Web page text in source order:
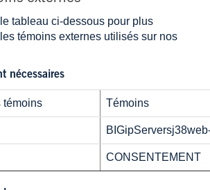
tableau ci-dessous pour plus
témoins externes utilisés sur nos
nécessaires
témoins Témoins
CONSENTEMENT